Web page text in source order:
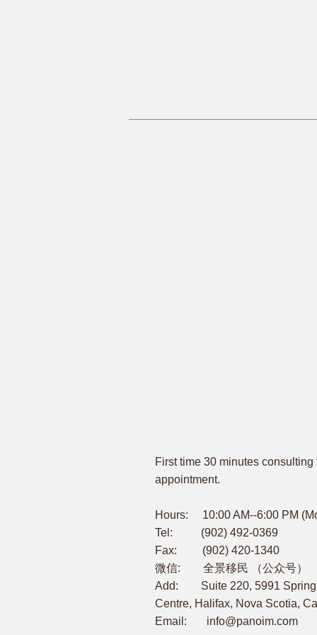
First time 30 minutes
appointment.
Hours: 10:00 AM--6:00 PM
Tel: (902) 492-0369
Fax: (902) 420-1340
微信: 全景移民 （公众号）
Add: Suite 220, 5991 Spring
Centre, Halifax, Nova Scotia,
Email: info@panoim.com